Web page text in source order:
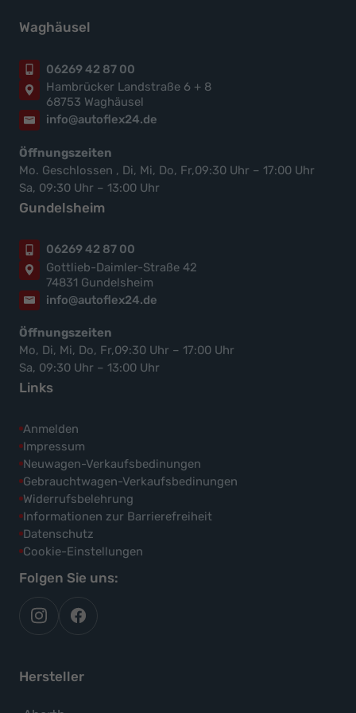
Waghäusel
06269 42 87 00
Hambrücker Landstraße 6 + 8
68753 Waghäusel
info@autoflex24.de
Öffnungszeiten
Mo. Geschlossen , Di, Mi, Do, Fr,09:30 Uhr – 17:00 Uhr
Sa, 09:30 Uhr – 13:00 Uhr
Gundelsheim
06269 42 87 00
Gottlieb-Daimler-Straße 42
74831 Gundelsheim
info@autoflex24.de
Öffnungszeiten
Mo, Di, Mi, Do, Fr,09:30 Uhr – 17:00 Uhr
Sa, 09:30 Uhr – 13:00 Uhr
Links
Anmelden
Impressum
Neuwagen-Verkaufsbedinungen
Gebrauchtwagen-Verkaufsbedinungen
Widerrufsbelehrung
Informationen zur Barrierefreiheit
Datenschutz
Cookie-Einstellungen
Folgen Sie uns:
autoflex
auf
autoflex24
auf
Hersteller